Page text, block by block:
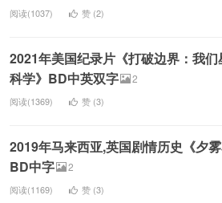
阅读(1037) 赞 (2)
2021年美国纪录片《打破边界：我们
科学》BD中英双字
2
阅读(1369) 赞 (3)
2019年马来西亚,英国剧情历史《夕雾
BD中字
2
阅读(1169) 赞 (3)